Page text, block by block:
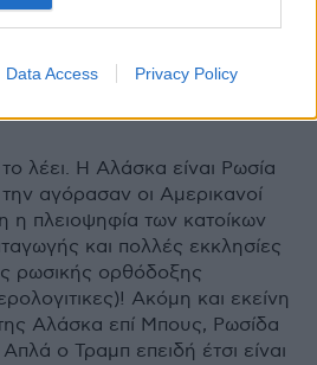
Data Access Privacy Policy
η αξιοπιστία του 😂
λέει. Η Αλάσκα είναι Ρωσία
αγόρασαν οι Αμερικανοί
η πλειοψηφία των κατοίκων
και πολλές εκκλησίες
ρωσικής ορθόδοξης
Ακόμη και εκείνη
Αλάσκα επί Μπους, Ρωσίδα
ο Τραμπ επειδή έτσι είναι